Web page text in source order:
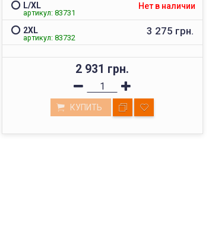
L/XL
артикул: 83731
Нет в наличии
2XL
артикул: 83732
3 275 грн.
2 931 грн.
КУПИТЬ